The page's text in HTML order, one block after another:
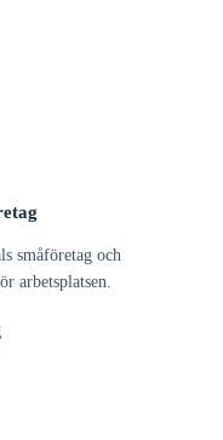
småföretag och
arbetsplatsen.